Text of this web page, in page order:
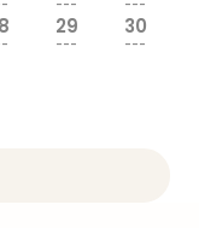
--- ---
29
---
30
---